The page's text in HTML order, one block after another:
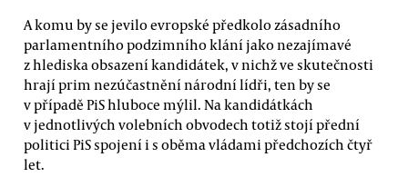
A komu by se jevilo evropské předkolo zásadního
parlamentního podzimního klání jako nezajímavé
z hlediska obsazení kandidátek, v nichž ve skutečnosti
hrají prim nezúčastnění národní lídři, ten by se
v případě PiS hluboce mýlil. Na kandidátkách
v jednotlivých volebních obvodech totiž stojí přední
politici PiS spojení i s oběma vládami předchozích čtyř
let.